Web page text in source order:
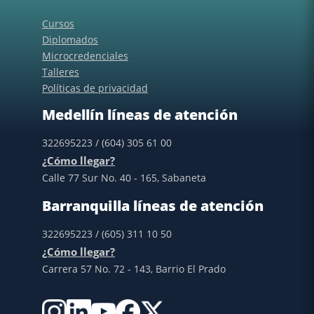
Cursos
Diplomados
Microcredenciales
Talleres
Políticas de privacidad
Medellín líneas de atención
322695223 / (604) 305 61 00
¿Cómo llegar?
Calle 77 Sur No. 40 - 165, Sabaneta
Barranquilla líneas de atención
322695223 / (605) 311 10 50
¿Cómo llegar?
Carrera 57 No. 72 - 143, Barrio El Prado